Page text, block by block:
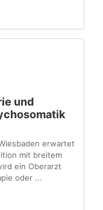
und
erwartet
mit breitem
ein Oberarzt
oder ...